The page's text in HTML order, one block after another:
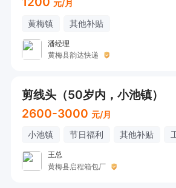
元/月
黄梅镇 其他补贴
潘经理
黄梅县韵达快递
剪线头（50岁内，小池镇）
2600-3000 元/月
小池镇 节日福利 其他补贴
王总
黄梅县启程箱包厂